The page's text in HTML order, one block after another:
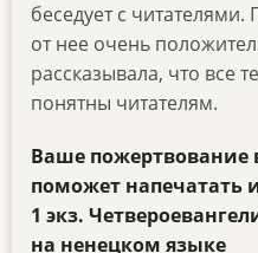
беседует с
от нее очень
рассказывала, что все
понятны читателям.
Ваше пожертвование
поможет напечатать
1 экз.
на ненецком языке